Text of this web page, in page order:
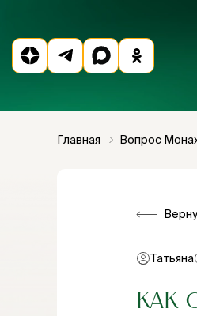
Главная Вопрос
Татьяна
КАК